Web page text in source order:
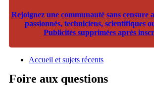
Rejoignez une communauté sans censure
passionnés, techniciens, scientifiques
Publicités supprimées après
Accueil et sujets récents
Foire aux questions